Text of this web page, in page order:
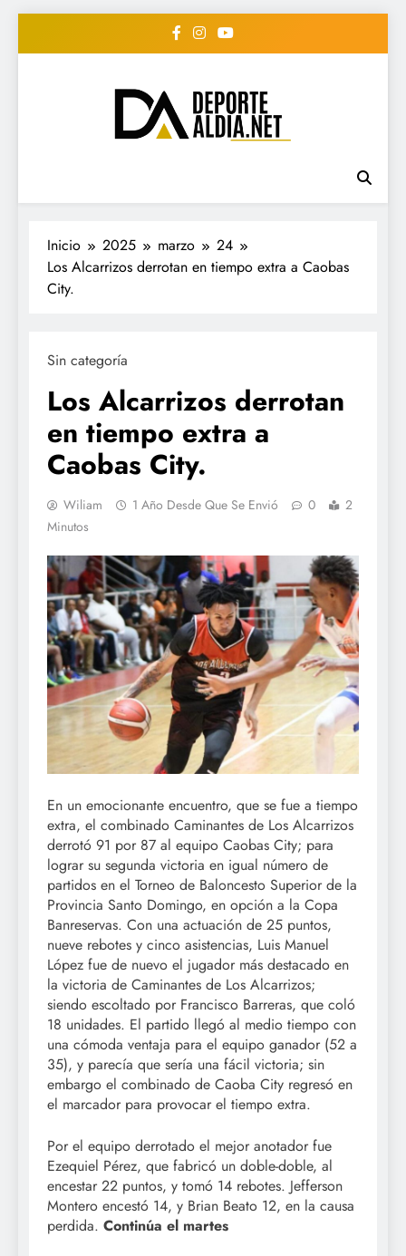
• DEPORTE AL DIA •
"Periodico Deportivo
Digital"
#deportealdiard #deportealdiaperiodico
Inicio 2025 marzo
24
Los Alcarrizos derrotan en tiempo extra a Caobas
City.
Sin categoría
Los Alcarrizos derrotan
en tiempo extra a
Caobas City.
Wiliam 1 Año Desde Que Se Envió 0
2
Minutos
En un emocionante encuentro, que se fue a tiempo
extra, el combinado Caminantes de Los Alcarrizos
derrotó 91 por 87 al equipo Caobas City; para
lograr su segunda victoria en igual número de
partidos en el Torneo de Baloncesto Superior de la
Provincia Santo Domingo, en opción a la Copa
Banreservas. Con una actuación de 25 puntos,
nueve rebotes y cinco asistencias, Luis Manuel
López fue de nuevo el jugador más destacado en
la victoria de Caminantes de Los Alcarrizos;
siendo escoltado por Francisco Barreras, que coló
18 unidades. El partido llegó al medio tiempo con
una cómoda ventaja para el equipo ganador (52 a
35), y parecía que sería una fácil victoria; sin
embargo el combinado de Caoba City regresó en
el marcador para provocar el tiempo extra.
Por el equipo derrotado el mejor anotador fue
Ezequiel Pérez, que fabricó un doble-doble, al
encestar 22 puntos, y tomó 14 rebotes. Jefferson
Montero encestó 14, y Brian Beato 12, en la causa
perdida. Continúa el martes